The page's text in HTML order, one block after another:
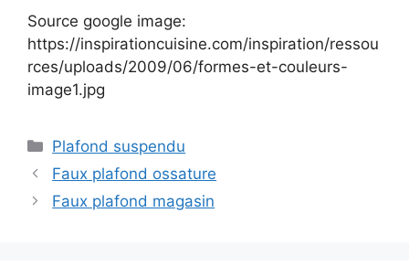
Source google image:
https://inspirationcuisine.com/inspiration/ressou
rces/uploads/2009/06/formes-et-couleurs-
image1.jpg
Catégories
Plafond suspendu
Faux plafond ossature
Faux plafond magasin